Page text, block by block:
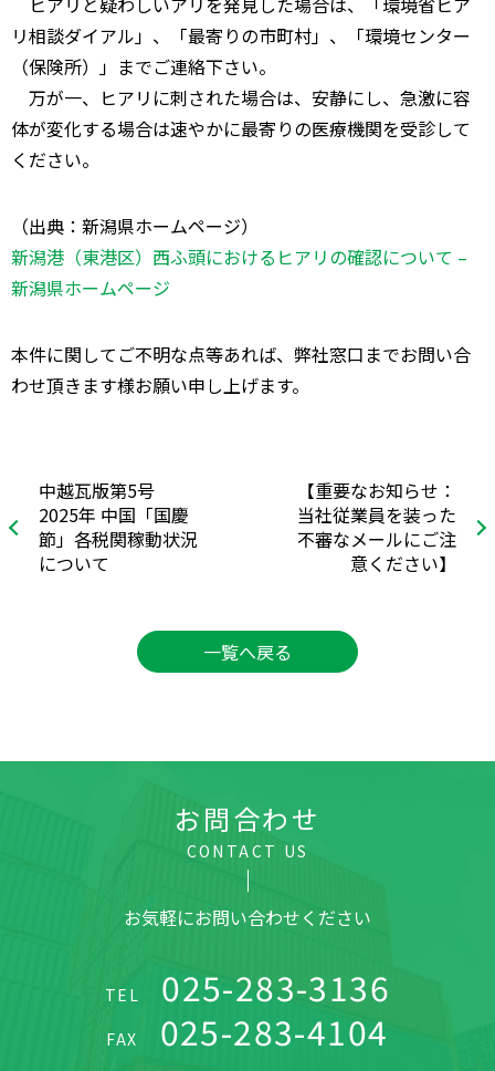
リ相談ダイアル」、「最寄りの市町村」、「環境センター
（保険所）」までご連絡下さい。
万が一、ヒアリに刺された場合は、安静にし、急激に容
体が変化する場合は速やかに最寄りの医療機関を受診して
ください。
（出典：新潟県ホームページ）
新潟港（東港区）西ふ頭におけるヒアリの確認について –
新潟県ホームページ
本件に関してご不明な点等あれば、弊社窓口までお問い合
わせ頂きます様お願い申し上げます。
中越瓦版第5号
2025年 中国「国慶
節」各税関稼動状況
について
【重要なお知らせ：
当社従業員を装った
不審なメールにご注
意ください】
一覧へ戻る
お問合わせ
CONTACT US
お気軽にお問い合わせください
TEL 025-283-3136
FAX 025-283-4104